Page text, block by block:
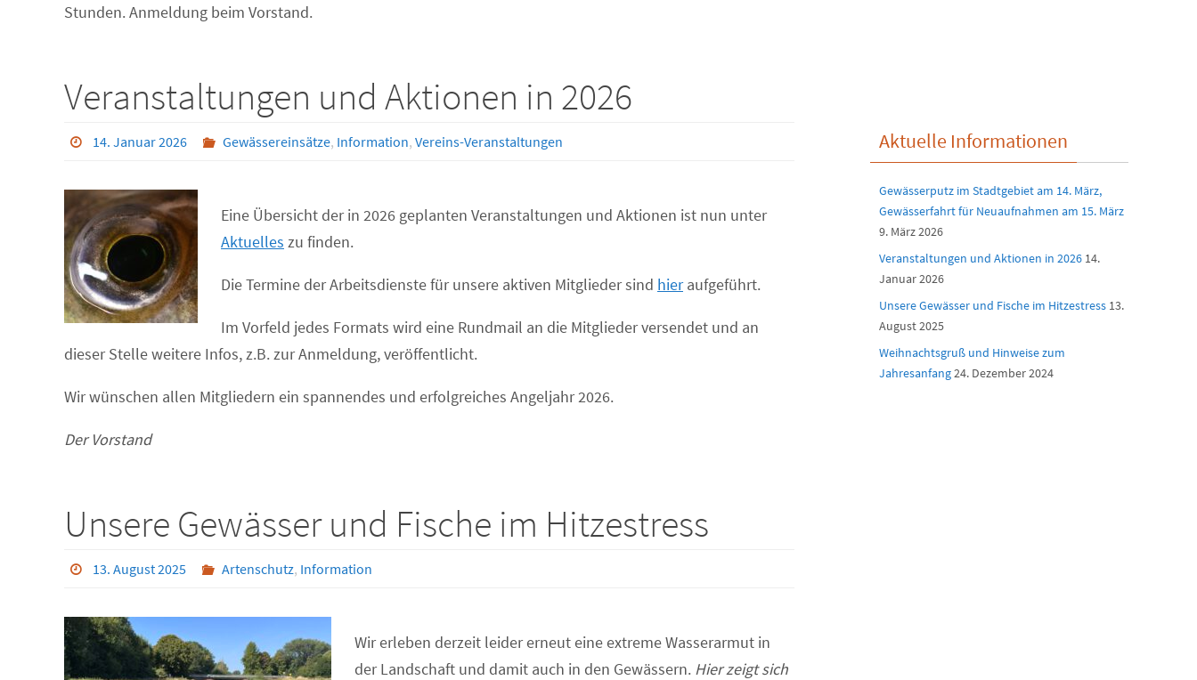
Stunden. Anmeldung beim Vorstand.
Veranstaltungen und Aktionen in 2026
14. Januar 2026 Gewässereinsätze, Information, Vereins-Veranstaltungen
Eine Übersicht der in 2026 geplanten Veranstaltungen und Aktionen ist nun unter
Aktuelles zu finden.
Die Termine der Arbeitsdienste für unsere aktiven Mitglieder sind hieraufgeführt.
Im Vorfeld jedes Formats wird eine Rundmail an die Mitglieder versendet und an
dieser Stelle weitere Infos, z.B. zur Anmeldung, veröffentlicht.
Wir wünschen allen Mitgliedern ein spannendes und erfolgreiches Angeljahr 2026.
Der Vorstand
Unsere Gewässer und Fische im Hitzestress
13. August 2025 Artenschutz, Information
Wir erleben derzeit leider erneut eine extreme Wasserarmut in
der Landschaft und damit auch in den Gewässern. Hier zeigt sich
Aktuelle Informationen
Gewässerputz im Stadtgebiet am 14. März,
Gewässerfahrt für Neuaufnahmen am 15. März
9. März 2026
Veranstaltungen und Aktionen in 2026 14.
Januar 2026
Unsere Gewässer und Fische im Hitzestress 13.
August 2025
Weihnachtsgruß und Hinweise zum
Jahresanfang24. Dezember 2024